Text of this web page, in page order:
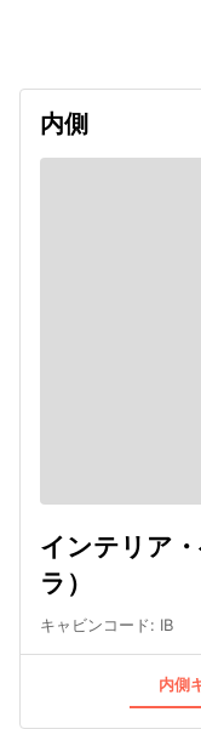
内側
インテリア
ラ）
キャビンコード: IB
内側